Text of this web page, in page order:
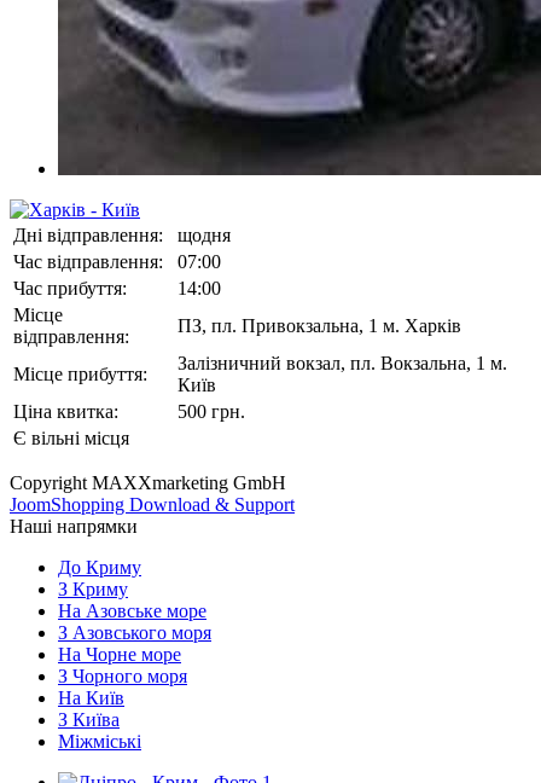
Дні відправлення:
щодня
Час відправлення:
07:00
Час прибуття:
14:00
Місце
відправлення:
ПЗ, пл. Привокзальна, 1 м. Харків
Місце прибуття:
Залiзничний вокзал, пл. Вокзальна, 1 м.
Київ
Ціна квитка:
500 грн.
Є вільні місця
Copyright MAXXmarketing GmbH
JoomShopping Download & Support
Наші напрямки
До Криму
З Криму
На Азовське море
З Азовського моря
На Чорне море
З Чорного моря
На Київ
З Київа
Міжміські